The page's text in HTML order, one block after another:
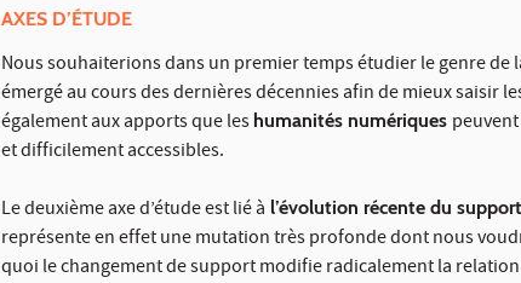
AXES D’ÉTUDE
Nous souhaiterions dans un premier temps étudier le genre de
émergé au cours des dernières décennies afin de mieux saisir
également aux apports que les humanités numériques
et difficilement accessibles.
Le deuxième axe d’étude est lié à l’évolution récente du
représente en effet une mutation très profonde dont nous
quoi le changement de support modifie radicalement la